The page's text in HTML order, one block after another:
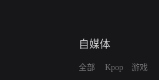
自媒体
全部 Kpop 游戏